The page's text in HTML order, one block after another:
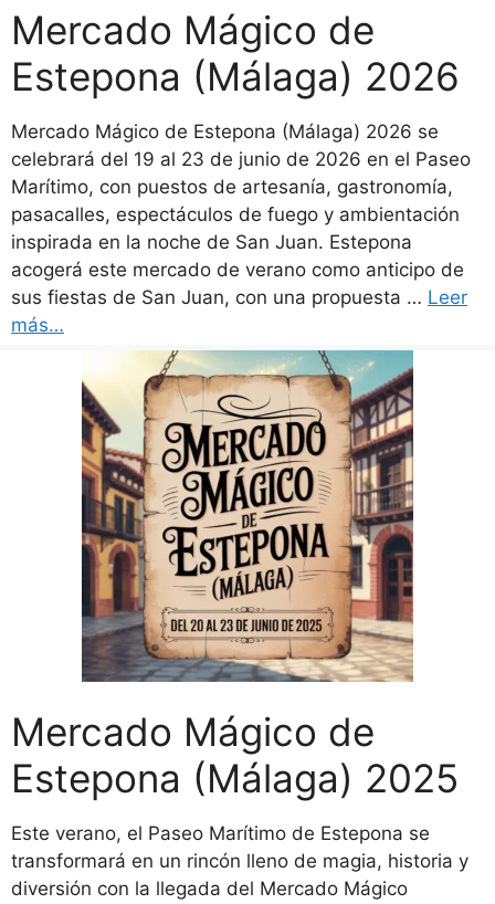
Mercado Mágico de
Estepona (Málaga) 2026
Mercado Mágico de Estepona (Málaga) 2026 se
celebrará del 19 al 23 de junio de 2026 en el Paseo
Marítimo, con puestos de artesanía, gastronomía,
pasacalles, espectáculos de fuego y ambientación
inspirada en la noche de San Juan. Estepona
acogerá este mercado de verano como anticipo de
sus fiestas de San Juan, con una propuesta … Leer
más…
Mercado Mágico de
Estepona (Málaga) 2025
Este verano, el Paseo Marítimo de Estepona se
transformará en un rincón lleno de magia, historia y
diversión con la llegada del Mercado Mágico